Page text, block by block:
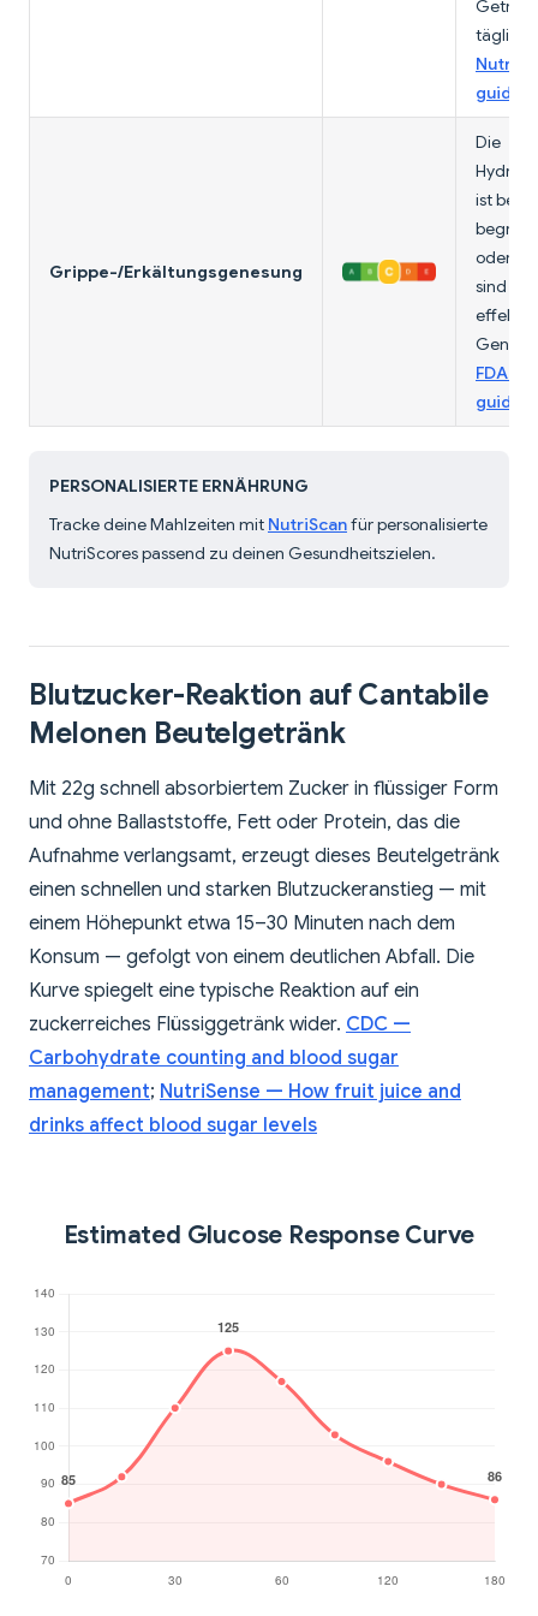
Grippe-/Erkältungsgenesung
Die
ist bei
oder
sind bei
FDA
PERSONALISIERTE ERNÄHRUNG
Tracke deine Mahlzeiten mit NutriScanfür personalisierte
NutriScores passend zu deinen Gesundheitszielen.
Blutzucker-Reaktion auf Cantabile
Melonen Beutelgetränk
Mit 22g schnell absorbiertem Zucker in flüssiger Form
und ohne Ballaststoffe, Fett oder Protein, das die
Aufnahme verlangsamt, erzeugt dieses Beutelgetränk
einen schnellen und starken Blutzuckeranstieg — mit
einem Höhepunkt etwa 15–30 Minuten nach dem
Konsum — gefolgt von einem deutlichen Abfall. Die
Kurve spiegelt eine typische Reaktion auf ein
zuckerreiches Flüssiggetränk wider. CDC —
Carbohydrate counting and blood sugar
management; NutriSense — How fruit juice and
drinks affect blood sugar levels
Estimated Glucose Response Curve